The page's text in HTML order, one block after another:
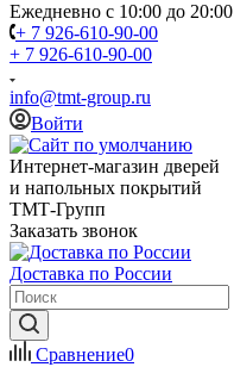
Ежедневно с 10:00 до 20:00
+ 7 926-610-90-00
+ 7 926-610-90-00
info@tmt-group.ru
Войти
Интернет-магазин дверей
и напольных покрытий
ТМТ-Групп
Заказать звонок
Доставка по России
Сравнение0